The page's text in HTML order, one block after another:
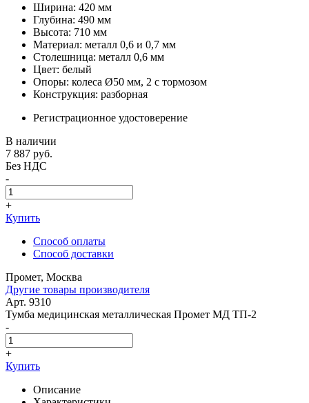
Ширина: 420 мм
Глубина: 490 мм
Высота: 710 мм
Материал: металл 0,6 и 0,7 мм
Столешница: металл 0,6 мм
Цвет: белый
Опоры: колеса Ø50 мм, 2 с тормозом
Конструкция: разборная
Регистрационное удостоверение
В наличии
7 887 руб.
Без НДС
-
+
Купить
Способ оплаты
Способ доставки
Промет, Москва
Другие товары производителя
Арт. 9310
Тумба медицинская металлическая Промет МД ТП-2
-
+
Купить
Описание